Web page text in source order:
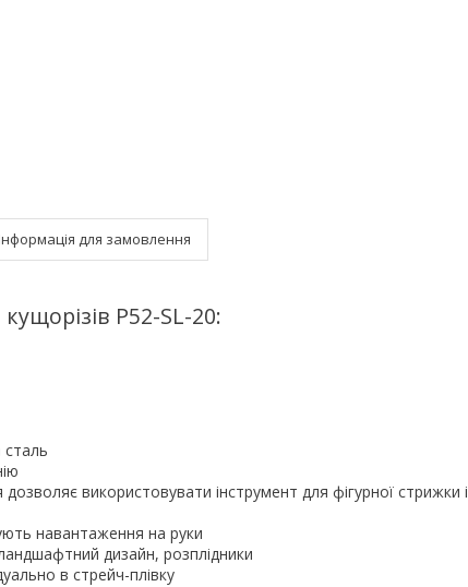
для замовлення
P52-SL-20:
сталь
використовувати інструмент для фігурної стрижки і
навантаження на руки
дизайн, розплідники
в стрейч-плівку